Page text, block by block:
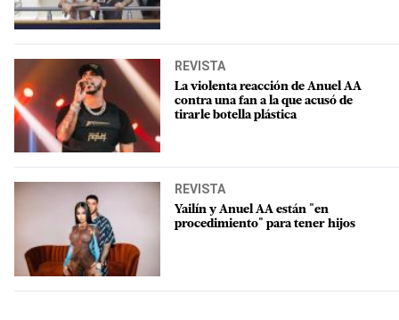
REVISTA
La violenta reacción de Anuel AA
contra una fan a la que acusó de
tirarle botella plástica
REVISTA
Yailín y Anuel AA están "en
procedimiento" para tener hijos